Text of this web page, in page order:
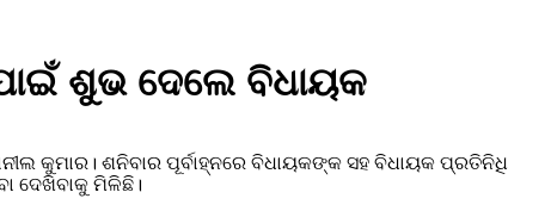
ଶୁଭ ଦେଲେ ବିଧାୟକ
କୁମାର। ଶନିବାର ପୂର୍ବାହ୍ନରେ ବିଧାୟକଙ୍କ ସହ ବିଧାୟକ ପ୍ରତିନିଧି
ଦେଖିବାକୁ ମିଳିଛି।